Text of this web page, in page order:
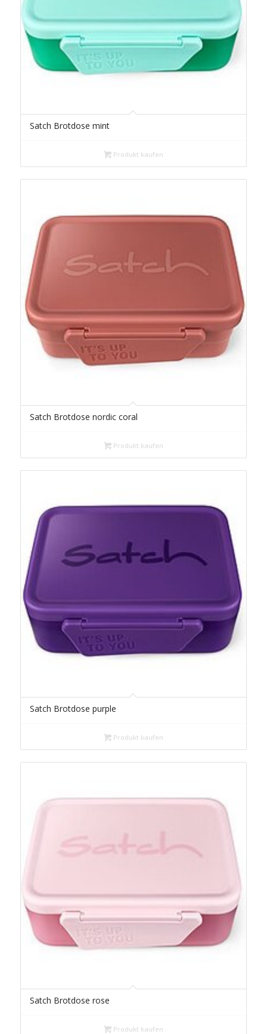
Satch Brotdose mint
Produkt kaufen
Satch Brotdose nordic coral
Produkt kaufen
Satch Brotdose purple
Produkt kaufen
Satch Brotdose rose
Produkt kaufen